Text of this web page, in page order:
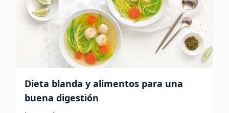
Dieta blanda y alimentos para una
buena digestión